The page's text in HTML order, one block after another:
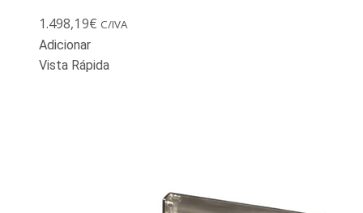
1.498,19€ C/IVA
Adicionar
Vista Rápida